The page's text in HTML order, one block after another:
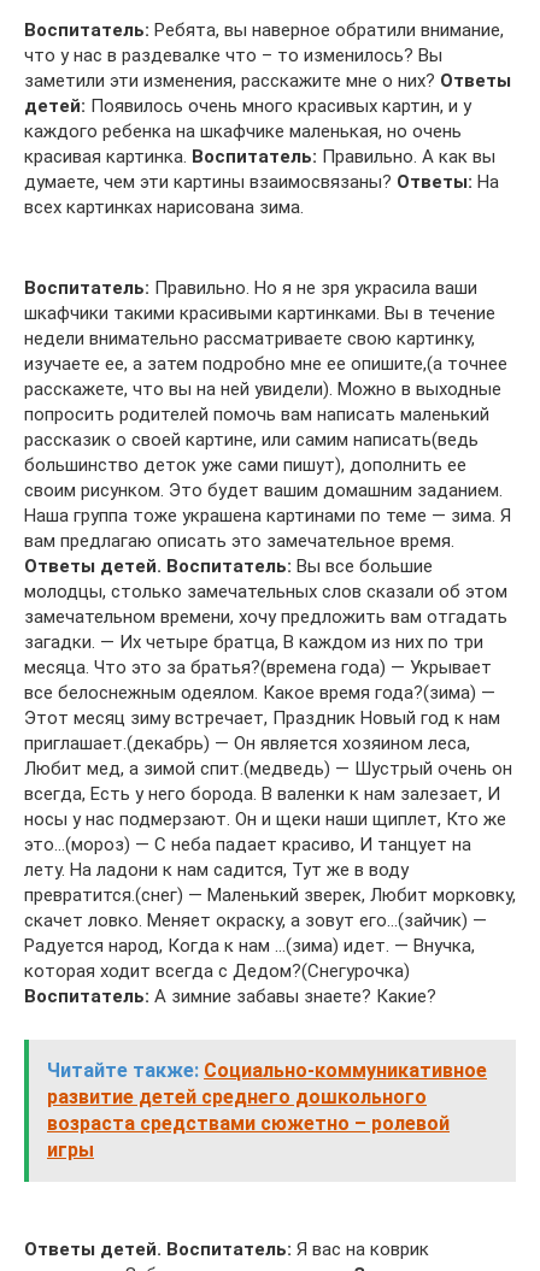
Воспитатель: Ребята, вы наверное обратили внимание,
что у нас в раздевалке что – то изменилось? Вы
заметили эти изменения, расскажите мне о них? Ответы
детей: Появилось очень много красивых картин, и у
каждого ребенка на шкафчике маленькая, но очень
красивая картинка. Воспитатель: Правильно. А как вы
думаете, чем эти картины взаимосвязаны? Ответы: На
всех картинках нарисована зима.
Воспитатель: Правильно. Но я не зря украсила ваши
шкафчики такими красивыми картинками. Вы в течение
недели внимательно рассматриваете свою картинку,
изучаете ее, а затем подробно мне ее опишите,(а точнее
расскажете, что вы на ней увидели). Можно в выходные
попросить родителей помочь вам написать маленький
рассказик о своей картине, или самим написать(ведь
большинство деток уже сами пишут), дополнить ее
своим рисунком. Это будет вашим домашним заданием.
Наша группа тоже украшена картинами по теме — зима. Я
вам предлагаю описать это замечательное время.
Ответы детей. Воспитатель: Вы все большие
молодцы, столько замечательных слов сказали об этом
замечательном времени, хочу предложить вам отгадать
загадки. — Их четыре братца, В каждом из них по три
месяца. Что это за братья?(времена года) — Укрывает
все белоснежным одеялом. Какое время года?(зима) —
Этот месяц зиму встречает, Праздник Новый год к нам
приглашает.(декабрь) — Он является хозяином леса,
Любит мед, а зимой спит.(медведь) — Шустрый очень он
всегда, Есть у него борода. В валенки к нам залезает, И
носы у нас подмерзают. Он и щеки наши щиплет, Кто же
это…(мороз) — С неба падает красиво, И танцует на
лету. На ладони к нам садится, Тут же в воду
превратится.(снег) — Маленький зверек, Любит морковку,
скачет ловко. Меняет окраску, а зовут его…(зайчик) —
Радуется народ, Когда к нам …(зима) идет. — Внучка,
которая ходит всегда с Дедом?(Снегурочка)
Воспитатель: А зимние забавы знаете? Какие?
Читайте также: Социально-коммуникативное
развитие детей среднего дошкольного
возраста средствами сюжетно – ролевой
игры
Ответы детей. Воспитатель: Я вас на коврик